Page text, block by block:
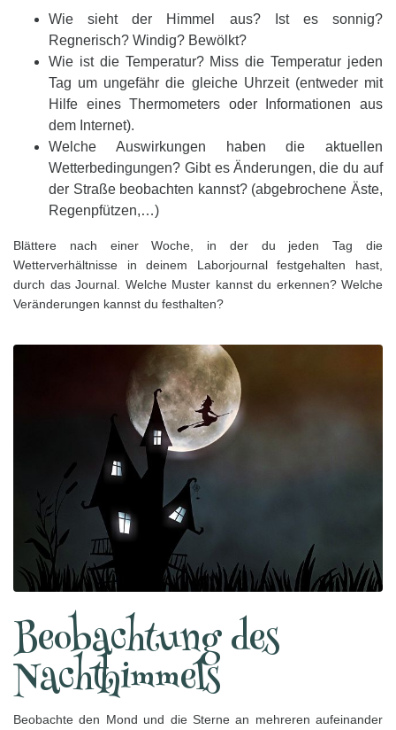
Wie sieht der Himmel aus? Ist es sonnig?
Regnerisch? Windig? Bewölkt?
Wie ist die Temperatur? Miss die Temperatur jeden
Tag um ungefähr die gleiche Uhrzeit (entweder mit
Hilfe eines Thermometers oder Informationen aus
dem Internet).
Welche Auswirkungen haben die aktuellen
Wetterbedingungen? Gibt es Änderungen, die du auf
der Straße beobachten kannst? (abgebrochene Äste,
Regenpfützen,…)
Blättere nach einer Woche, in der du jeden Tag die
Wetterverhältnisse in deinem Laborjournal festgehalten hast,
durch das Journal. Welche Muster kannst du erkennen? Welche
Veränderungen kannst du festhalten?
Beobachtung des
Nachthimmels
Beobachte den Mond und die Sterne an mehreren aufeinander